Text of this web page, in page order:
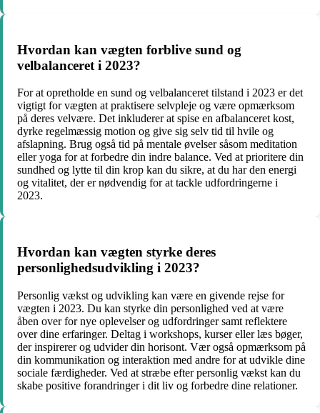
Hvordan kan vægten forblive sund og
velbalanceret i 2023?
For at opretholde en sund og velbalanceret tilstand i 2023 er det
vigtigt for vægten at praktisere selvpleje og være opmærksom
på deres velvære. Det inkluderer at spise en afbalanceret kost,
dyrke regelmæssig motion og give sig selv tid til hvile og
afslapning. Brug også tid på mentale øvelser såsom meditation
eller yoga for at forbedre din indre balance. Ved at prioritere din
sundhed og lytte til din krop kan du sikre, at du har den energi
og vitalitet, der er nødvendig for at tackle udfordringerne i
2023.
Hvordan kan vægten styrke deres
personlighedsudvikling i 2023?
Personlig vækst og udvikling kan være en givende rejse for
vægten i 2023. Du kan styrke din personlighed ved at være
åben over for nye oplevelser og udfordringer samt reflektere
over dine erfaringer. Deltag i workshops, kurser eller læs bøger,
der inspirerer og udvider din horisont. Vær også opmærksom på
din kommunikation og interaktion med andre for at udvikle dine
sociale færdigheder. Ved at stræbe efter personlig vækst kan du
skabe positive forandringer i dit liv og forbedre dine relationer.